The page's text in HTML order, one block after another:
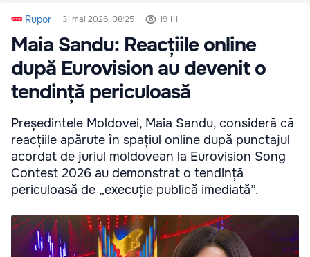
Rupor 31 mai 2026, 08:25 19 111
Maia Sandu: Reacțiile online
după Eurovision au devenit o
tendință periculoasă
Președintele Moldovei, Maia Sandu, consideră că
reacțiile apărute în spațiul online după punctajul
acordat de juriul moldovean la Eurovision Song
Contest 2026 au demonstrat o tendință
periculoasă de „execuție publică imediată”.